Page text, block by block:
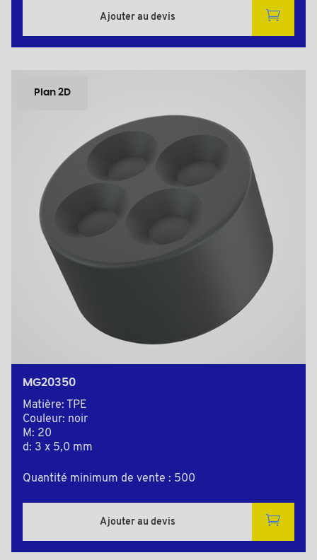
Ajouter au devis
Plan 2D
MG20350
Matière: TPE
Couleur: noir
M: 20
d: 3 x 5,0 mm
Quantité minimum de vente : 500
Ajouter au devis